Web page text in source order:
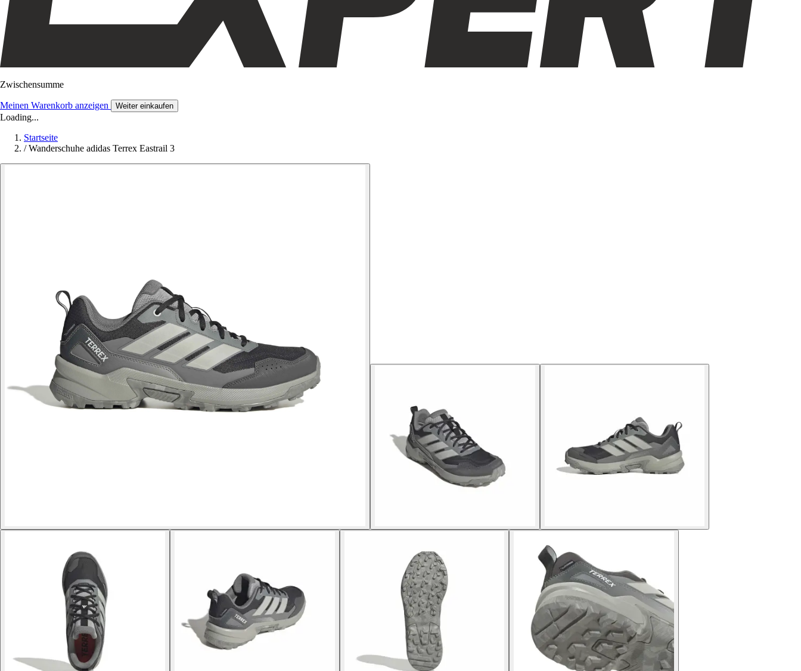
Zwischensumme
Meinen Warenkorb anzeigen Weiter einkaufen
Loading...
Startseite
/ Wanderschuhe adidas Terrex Eastrail 3